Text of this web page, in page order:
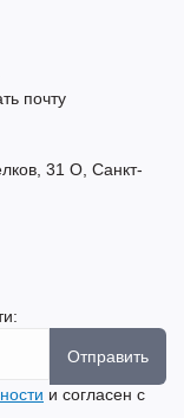
почту
31 О, Санкт-
Отправить
и согласен с